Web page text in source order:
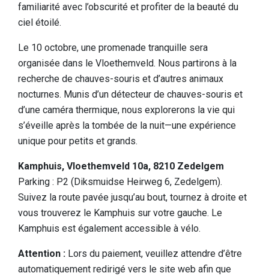
familiarité avec l’obscurité et profiter de la beauté du
ciel étoilé.
Le 10 octobre, une promenade tranquille sera
organisée dans le Vloethemveld. Nous partirons à la
recherche de chauves-souris et d’autres animaux
nocturnes. Munis d’un détecteur de chauves-souris et
d’une caméra thermique, nous explorerons la vie qui
s’éveille après la tombée de la nuit—une expérience
unique pour petits et grands.
Kamphuis, Vloethemveld 10a, 8210 Zedelgem
Parking : P2 (Diksmuidse Heirweg 6, Zedelgem).
Suivez la route pavée jusqu’au bout, tournez à droite et
vous trouverez le Kamphuis sur votre gauche. Le
Kamphuis est également accessible à vélo.
Attention : Lors du paiement, veuillez attendre d’être
automatiquement redirigé vers le site web afin que